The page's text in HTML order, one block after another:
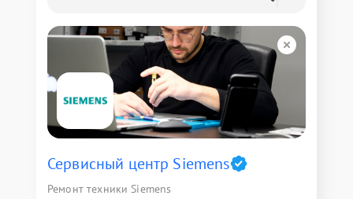
Сервисный центр Siemens
Ремонт техники Siemens